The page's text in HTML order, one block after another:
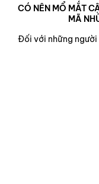
CÓ NÊN MỔ MẮT
MÃ
Đối với những